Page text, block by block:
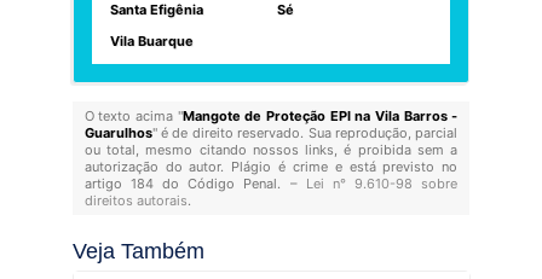
Santa Efigênia
Sé
Vila Buarque
O texto acima "Mangote de Proteção EPI na Vila Barros -
Guarulhos" é de direito reservado. Sua reprodução, parcial
ou total, mesmo citando nossos links, é proibida sem a
autorização do autor. Plágio é crime e está previsto no
artigo 184 do Código Penal. – Lei n° 9.610-98 sobre
direitos autorais.
Veja Também